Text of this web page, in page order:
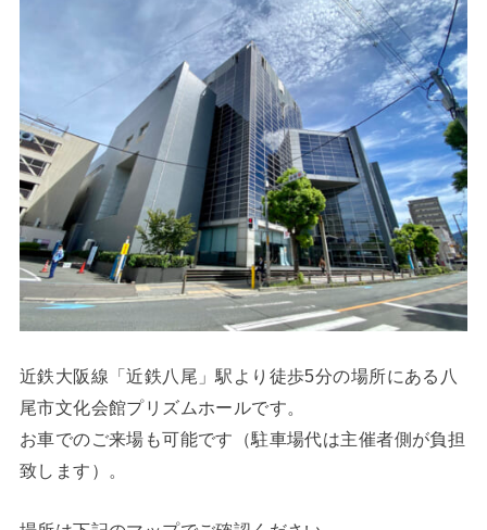
近鉄大阪線「近鉄八尾」駅より徒歩5分の場所にある八
尾市文化会館プリズムホールです。
お車でのご来場も可能です（駐車場代は主催者側が負担
致します）。